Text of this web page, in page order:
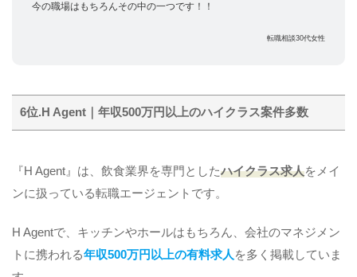
今の職場はもちろんその中の一つです！！
転職相談30代女性
6位.H Agent｜年収500万円以上のハイクラス案件多数
『H Agent』は、飲食業界を専門としたハイクラス求人をメイ
ンに扱っている転職エージェントです。
H Agentで、キッチンやホールはもちろん、会社のマネジメン
トに携われる年収500万円以上の有料求人を多く掲載していま